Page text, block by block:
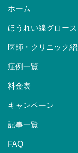
ホーム
ほうれい線グロー
医師・クリニック
症例一覧
料金表
キャンペーン
記事一覧
FAQ